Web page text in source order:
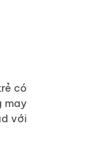
có
may
với